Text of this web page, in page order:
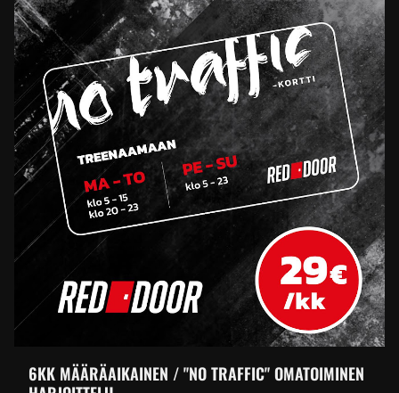
6KK MÄÄRÄAIKAINEN / "NO TRAFFIC" OMATOIMINEN